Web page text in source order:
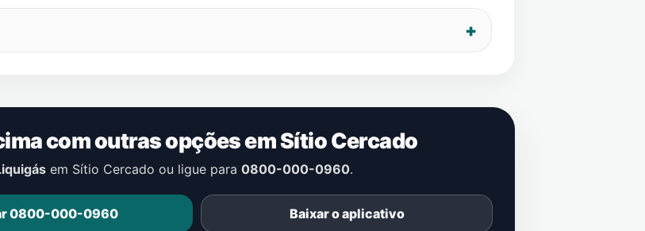
com outras opções emSítio Cercado
em Sítio Cercado ou ligue para 0800-000-0960.
0800-000-0960 Baixar o aplicativo